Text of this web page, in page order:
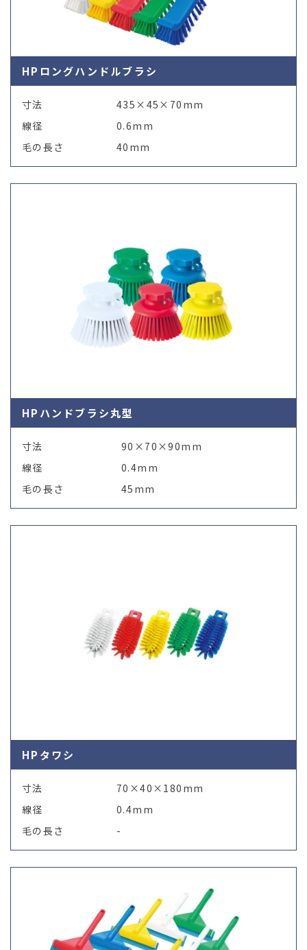
HPロングハンドルブラシ
寸法
435×45×70mm
線径
0.6mm
毛の長さ
40mm
HPハンドブラシ丸型
寸法
90×70×90mm
線径
0.4mm
毛の長さ
45mm
HPタワシ
寸法
70×40×180mm
線径
0.4mm
毛の長さ
-